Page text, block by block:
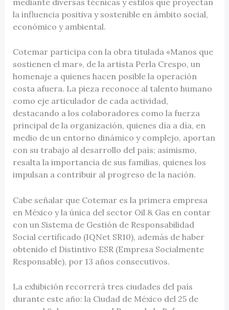
la influencia positiva y sostenible en ámbito social,
económico y ambiental.
Cotemar participa con la obra titulada «Manos que
sostienen el mar», de la artista Perla Crespo, un
homenaje a quienes hacen posible la operación
costa afuera. La pieza reconoce al talento humano
como eje articulador de cada actividad,
destacando a los colaboradores como la fuerza
principal de la organización, quienes día a día, en
medio de un entorno dinámico y complejo, aportan
con su trabajo al desarrollo del país; asimismo,
resalta la importancia de sus familias, quienes los
impulsan a contribuir al progreso de la nación.
Cabe señalar que Cotemar es la primera empresa
en México y la única del sector Oil & Gas en contar
con un Sistema de Gestión de Responsabilidad
Social certificado (IQNet SR10), además de haber
obtenido el Distintivo ESR (Empresa Socialmente
Responsable), por 13 años consecutivos.
La exhibición recorrerá tres ciudades del país
durante este año: la Ciudad de México del 25 de